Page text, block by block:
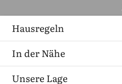
Hausregeln
In der Nähe
Unsere Lage